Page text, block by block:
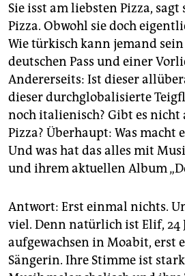
veranstaltungen
shop
fragen & hilfe
unterstützen
abo
epaper login
Sie isst am liebsten Pizza,
Pizza. Obwohl sie doch
Wie türkisch kann jemand
deutschen Pass und einer
Andererseits: Ist dieser
dieser durchglobalisierte
noch italienisch? Gibt es nicht
Pizza? Überhaupt: Was macht
Und was hat das alles mit
und ihrem aktuellen Album
Antwort: Erst einmal nichts.
viel. Denn natürlich ist Elif, 24
aufgewachsen in Moabit, erst
Sängerin. Ihre Stimme ist